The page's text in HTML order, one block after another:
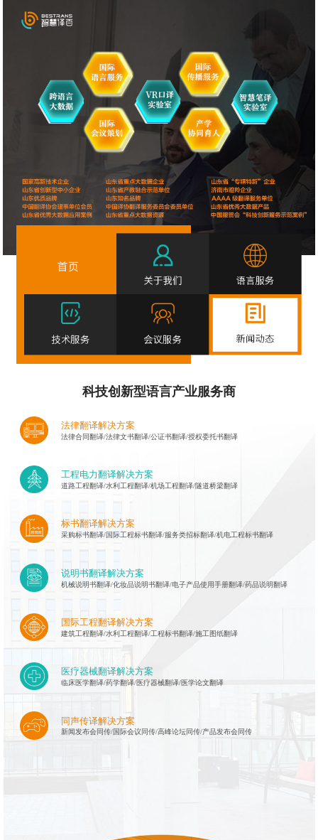
科技创新型语言产业服务商
法律翻译解决方案
法律合同翻译/法律文书翻译/公证书翻译/授权委托书翻译
工程电力翻译解决方案
道路工程翻译/水利工程翻译/机场工程翻译/隧道桥梁翻译
标书翻译解决方案
采购标书翻译/国际工程标书翻译/服务类招标翻译/机电工程标书翻译
说明书翻译解决方案
机械说明书翻译/化妆品说明书翻译/电子产品使用手册翻译/药品说明翻译
国际工程翻译解决方案
建筑工程翻译/水利工程翻译/工程标书翻译/施工图纸翻译
医疗器械翻译解决方案
临床医学翻译/药学翻译/医疗器械翻译/医学论文翻译
同声传译解决方案
新闻发布会同传/国际会议同传/高峰论坛同传/产品发布会同传